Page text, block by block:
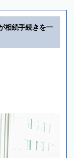
相続手続きを一